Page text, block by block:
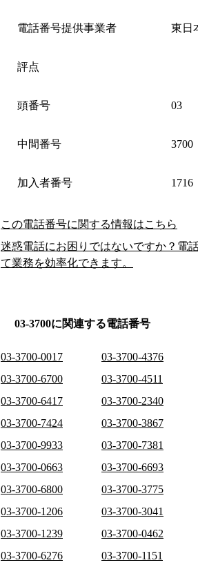
電話番号提供事業者 東日
評点
頭番号 03
中間番号 3700
加入者番号 1716
この電話番号に関する情報はこちら
迷惑電話にお困りではないですか？電
て業務を効率化できます。
03-3700に関連する電話番号
03-3700-0017 03-3700-4376
03-3700-6700
03-3700-4511
03-3700-6417
03-3700-2340
03-3700-7424
03-3700-3867
03-3700-9933
03-3700-7381
03-3700-0663
03-3700-6693
03-3700-6800
03-3700-3775
03-3700-1206
03-3700-3041
03-3700-1239
03-3700-0462
03-3700-6276
03-3700-1151